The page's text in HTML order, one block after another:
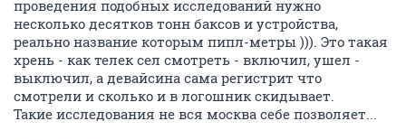
проведения подобных исследований нужно
несколько десятков тонн баксов и устройства,
реально название которым пипл-метры ))). Это такая
хрень - как телек сел смотреть - включил, ушел -
выключил, а девайсина сама регистрит что
смотрели и сколько и в логошник скидывает.
Такие исследования не вся москва себе позволяет...